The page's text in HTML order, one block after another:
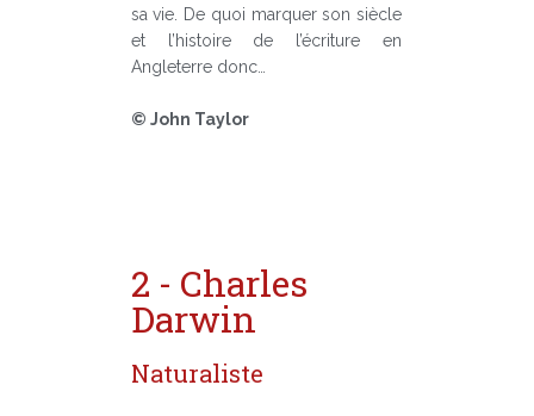
sa vie. De quoi marquer son siècle
et l’histoire de l’écriture en
Angleterre donc…
© John Taylor
2 - Charles
Darwin
Naturaliste